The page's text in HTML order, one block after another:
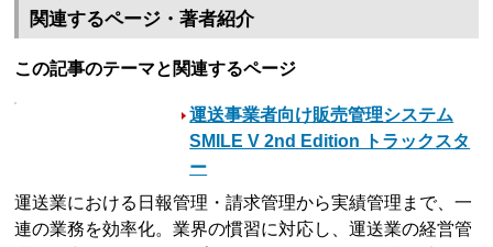
関連するページ・著者紹介
この記事のテーマと関連するページ
運送事業者向け販売管理システム
SMILE V 2nd Edition トラックスタ
ー
運送業における日報管理・請求管理から実績管理まで、一
連の業務を効率化。業界の慣習に対応し、運送業の経営管